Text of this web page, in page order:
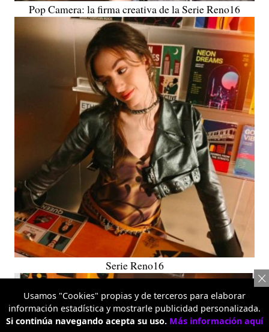
Pop Camera: la firma creativa de la Serie Reno16
Serie Reno16
Usamos "Cookies" propias y de terceros para elaborar
información estadística y mostrarle publicidad personalizada.
Si continúa navegando acepta su uso. Más información aquí